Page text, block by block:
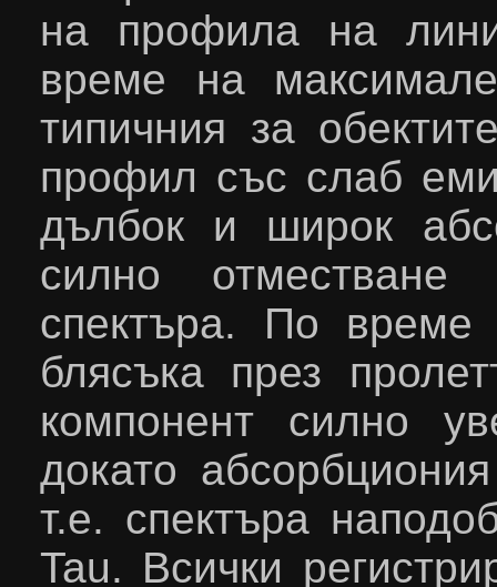
на профила на
време на
типичния за
профил със слаб
дълбок и широк
силно
спектъра. По
блясъка през
компонент силно
докато
т.е. спектъра
Tau. Всички